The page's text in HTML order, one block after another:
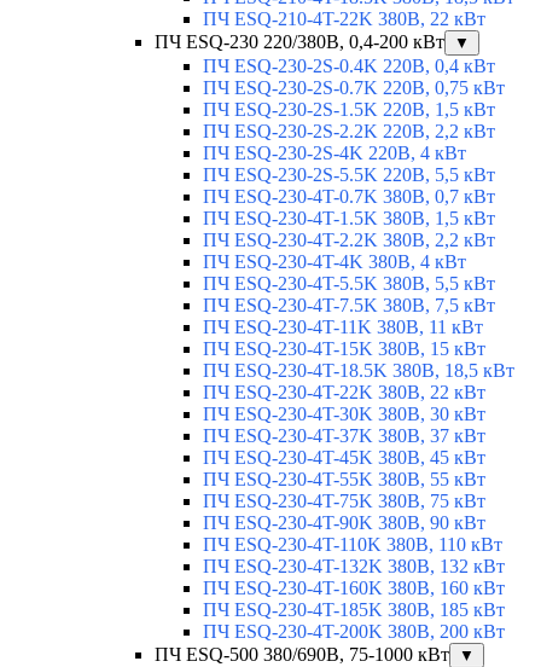
ПЧ ESQ-210-4T-22K 380В, 22 кВт
ПЧ ESQ-230 220/380В, 0,4-200 кВт
▼
ПЧ ESQ-230-2S-0.4K 220В, 0,4 кВт
ПЧ ESQ-230-2S-0.7K 220В, 0,75 кВт
ПЧ ESQ-230-2S-1.5K 220В, 1,5 кВт
ПЧ ESQ-230-2S-2.2K 220В, 2,2 кВт
ПЧ ESQ-230-2S-4K 220В, 4 кВт
ПЧ ESQ-230-2S-5.5K 220В, 5,5 кВт
ПЧ ESQ-230-4T-0.7K 380В, 0,7 кВт
ПЧ ESQ-230-4T-1.5K 380В, 1,5 кВт
ПЧ ESQ-230-4T-2.2K 380В, 2,2 кВт
ПЧ ESQ-230-4T-4K 380В, 4 кВт
ПЧ ESQ-230-4T-5.5K 380В, 5,5 кВт
ПЧ ESQ-230-4T-7.5K 380В, 7,5 кВт
ПЧ ESQ-230-4T-11K 380В, 11 кВт
ПЧ ESQ-230-4T-15K 380В, 15 кВт
ПЧ ESQ-230-4T-18.5K 380В, 18,5 кВт
ПЧ ESQ-230-4T-22K 380В, 22 кВт
ПЧ ESQ-230-4T-30K 380В, 30 кВт
ПЧ ESQ-230-4T-37K 380В, 37 кВт
ПЧ ESQ-230-4T-45K 380В, 45 кВт
ПЧ ESQ-230-4T-55K 380В, 55 кВт
ПЧ ESQ-230-4T-75K 380В, 75 кВт
ПЧ ESQ-230-4T-90K 380В, 90 кВт
ПЧ ESQ-230-4T-110K 380В, 110 кВт
ПЧ ESQ-230-4T-132K 380В, 132 кВт
ПЧ ESQ-230-4T-160K 380В, 160 кВт
ПЧ ESQ-230-4T-185K 380В, 185 кВт
ПЧ ESQ-230-4T-200K 380В, 200 кВт
ПЧ ESQ-500 380/690В, 75-1000 кВт
▼